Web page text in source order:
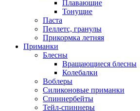
Плавающие
Тонущие
Паста
Пеллетс, гранулы
Прикормка летняя
Приманки
Блесны
Вращающиеся блесны
Колебалки
Воблеры
Силиконовые приманки
Спиннербейты
Тейл-спиннеры